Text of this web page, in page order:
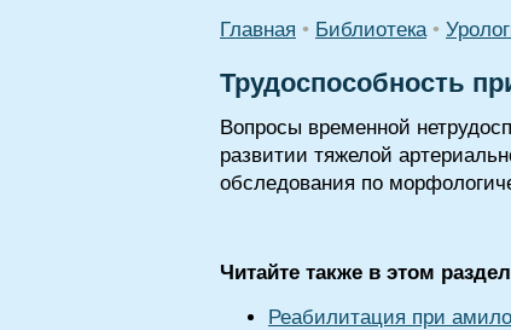
Главная • Библиотека •
Трудоспособность
Вопросы временной
развитии тяжелой
обследования по
Читайте также в этом
Реабилитация при